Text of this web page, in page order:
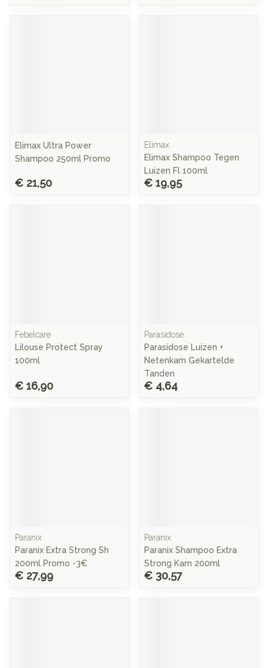
Elimax Ultra Power
Shampoo 250ml Promo
€ 21,50
Elimax
Elimax Shampoo Tegen
Luizen Fl 100ml
€ 19,95
Febelcare
Lilouse Protect Spray
100ml
€ 16,90
Parasidose
Parasidose Luizen +
Netenkam Gekartelde
Tanden
€ 4,64
Paranix
Paranix Extra Strong Sh
200ml Promo -3€
€ 27,99
Paranix
Paranix Shampoo Extra
Strong Kam 200ml
€ 30,57